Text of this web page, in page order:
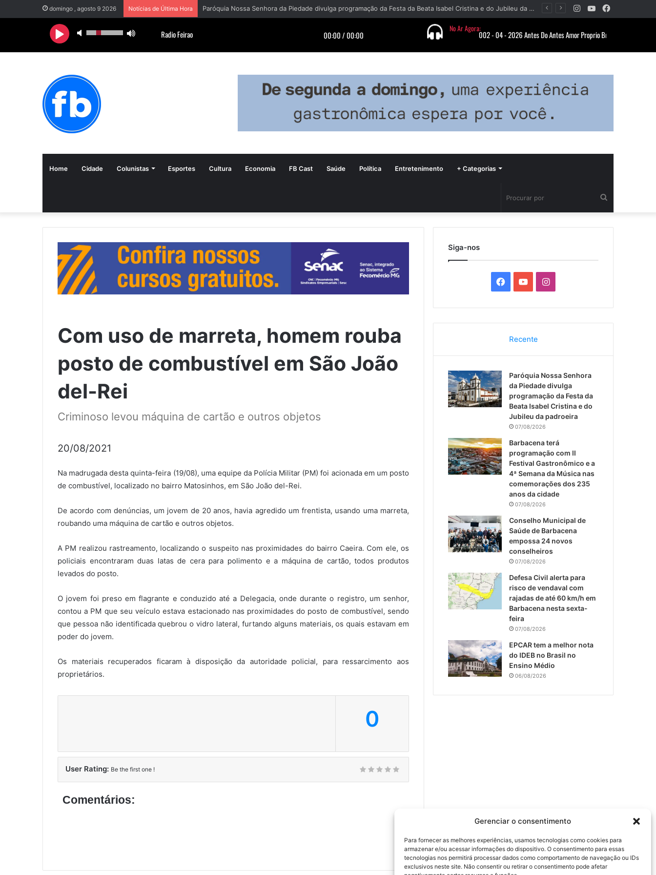
Gerenciar o consentimento
Para fornecer as melhores experiências, usamos tecnologias como cookies para
armazenar e/ou acessar informações do dispositivo. O consentimento para essas
tecnologias nos permitirá processar dados como comportamento de navegação ou IDs
exclusivos neste site. Não consentir ou retirar o consentimento pode afetar
domingo , agosto 9 2026 Notícias de Última Hora Paróquia Nossa Senhora da Piedade divulga programação da Festa da Beata Isabel Cristina e do Jubileu da padroeira YouTube
Instagram
Home Cidade Colunistas Esportes Cultura Economia FB Cast Saúde Política Entretenimento + Categorias
por
Com uso de marreta, homem rouba
posto de combustível em São João
del-Rei
Criminoso levou máquina de cartão e outros objetos
20/08/2021
Na madrugada desta quinta-feira (19/08), uma equipe da Polícia Militar (PM) foi acionada em um posto
de combustível, localizado no bairro Matosinhos, em São João del-Rei.
De acordo com denúncias, um jovem de 20 anos, havia agredido um frentista, usando uma marreta,
roubando uma máquina de cartão e outros objetos.
A PM realizou rastreamento, localizando o suspeito nas proximidades do bairro Caeira. Com ele, os
policiais encontraram duas latas de cera para polimento e a máquina de cartão, todos produtos
levados do posto.
O jovem foi preso em flagrante e conduzido até a Delegacia, onde durante o registro, um senhor,
contou a PM que seu veículo estava estacionado nas proximidades do posto de combustível, sendo
que pessoa não identificada quebrou o vidro lateral, furtando alguns materiais, os quais estavam em
poder do jovem.
Os materiais recuperados ficaram à disposição da autoridade policial, para ressarcimento aos
proprietários.
0
User Rating: Be the first one !
Comentários:
Siga-nos
c
e
b
o
o
k
u
T
u
b
e
I
s
a
g
r
a
Recente
Paróquia Nossa Senhora
da Piedade divulga
programação da Festa da
Beata Isabel Cristina e do
Jubileu da padroeira
07/08/2026
Barbacena terá
programação com II
Festival Gastronômico e a
4ª Semana da Música nas
comemorações dos 235
anos da cidade
07/08/2026
Conselho Municipal de
Saúde de Barbacena
empossa 24 novos
conselheiros
07/08/2026
Defesa Civil alerta para
risco de vendaval com
rajadas de até 60 km/h em
Barbacena nesta sexta-
feira
07/08/2026
EPCAR tem a melhor nota
do IDEB no Brasil no
Ensino Médio
06/08/2026